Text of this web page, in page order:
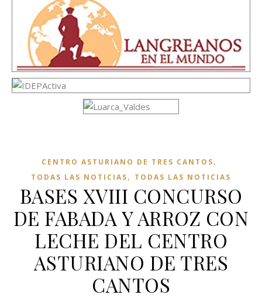
CENTRO ASTURIANO DE TRES CANTOS,
TODAS LAS NOTICIAS, TODAS LAS NOTICIAS
BASES XVIII CONCURSO
DE FABADA Y ARROZ CON
LECHE DEL CENTRO
ASTURIANO DE TRES
CANTOS